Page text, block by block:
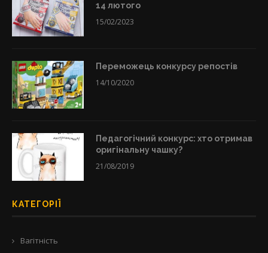
14 лютого
15/02/2023
Переможець конкурсу репостів
14/10/2020
Педагогічний конкурс: хто отримав
оригінальну чашку?
21/08/2019
КАТЕГОРІЇ
Вагітність